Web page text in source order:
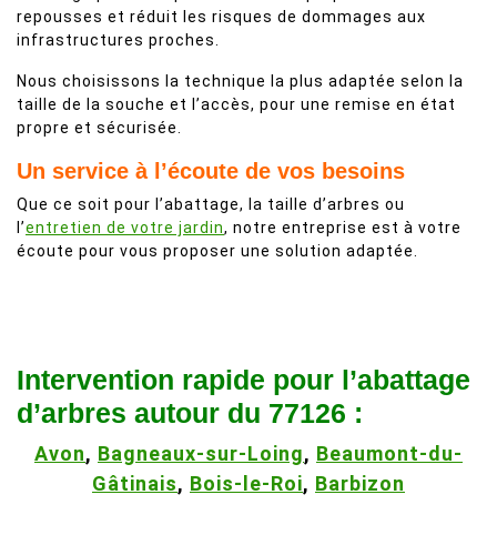
repousses et réduit les risques de dommages aux
infrastructures proches.
Nous choisissons la technique la plus adaptée selon la
taille de la souche et l’accès, pour une remise en état
propre et sécurisée.
Un service à l’écoute de vos besoins
Que ce soit pour l’abattage, la taille d’arbres ou
l’entretien de votre jardin, notre entreprise est à votre
écoute pour vous proposer une solution adaptée.
Intervention rapide pour l’abattage
d’arbres autour du 77126 :
Avon, Bagneaux-sur-Loing, Beaumont-du-
Gâtinais, Bois-le-Roi, Barbizon